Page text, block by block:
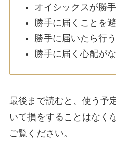
オイシックスが勝
勝手に届くことを
勝手に届いたら行
勝手に届く心配が
最後まで読むと、使う予
いて損をすることはなく
ご覧ください。